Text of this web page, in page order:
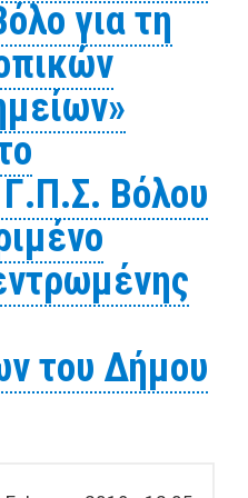
για τη
Βόλου
του Δήμου